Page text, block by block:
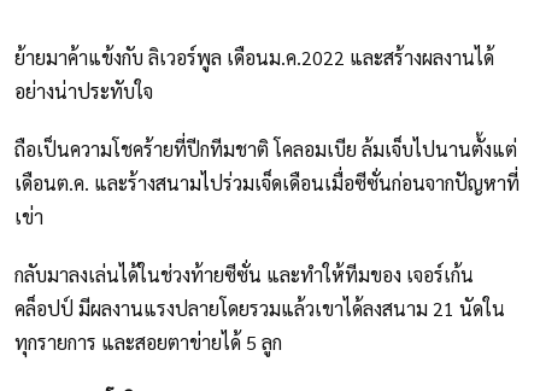
ย้ายมาค้าแข้งกับ ลิเวอร์พูล เดือนม.ค.2022 และสร้างผลงานได้
อย่างน่าประทับใจ
ถือเป็นความโชคร้ายที่ปีกทีมชาติ โคลอมเบีย ล้มเจ็บไปนานตั้งแต่
เดือนต.ค. และร้างสนามไปร่วมเจ็ดเดือนเมื่อซีซั่นก่อนจากปัญหาที่
เข่า
กลับมาลงเล่นได้ในช่วงท้ายซีซั่น และทำให้ทีมของ เจอร์เก้น
คล็อปป์ มีผลงานแรงปลายโดยรวมแล้วเขาได้ลงสนาม 21 นัดใน
ทุกรายการ และสอยตาข่ายได้ 5 ลูก